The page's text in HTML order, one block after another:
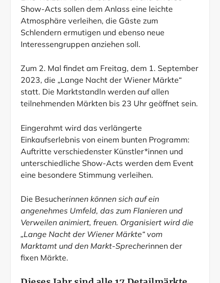
Show-Acts sollen dem Anlass eine leichte
Atmosphäre verleihen, die Gäste zum
Schlendern ermutigen und ebenso neue
Interessengruppen anziehen soll.
Zum 2. Mal findet am Freitag, dem 1. September
2023, die „Lange Nacht der Wiener Märkte“
statt. Die Marktstandln werden auf allen
teilnehmenden Märkten bis 23 Uhr geöffnet sein.
Eingerahmt wird das verlängerte
Einkaufserlebnis von einem bunten Programm:
Auftritte verschiedenster Künstler*innen und
unterschiedliche Show-Acts werden dem Event
eine besondere Stimmung verleihen.
Die Besucherinnen können sich auf ein
angenehmes Umfeld, das zum Flanieren und
Verweilen animiert, freuen. Organisiert wird die
„Lange Nacht der Wiener Märkte“ vom
Marktamt und den Markt-Sprecherinnen der
fixen Märkte.